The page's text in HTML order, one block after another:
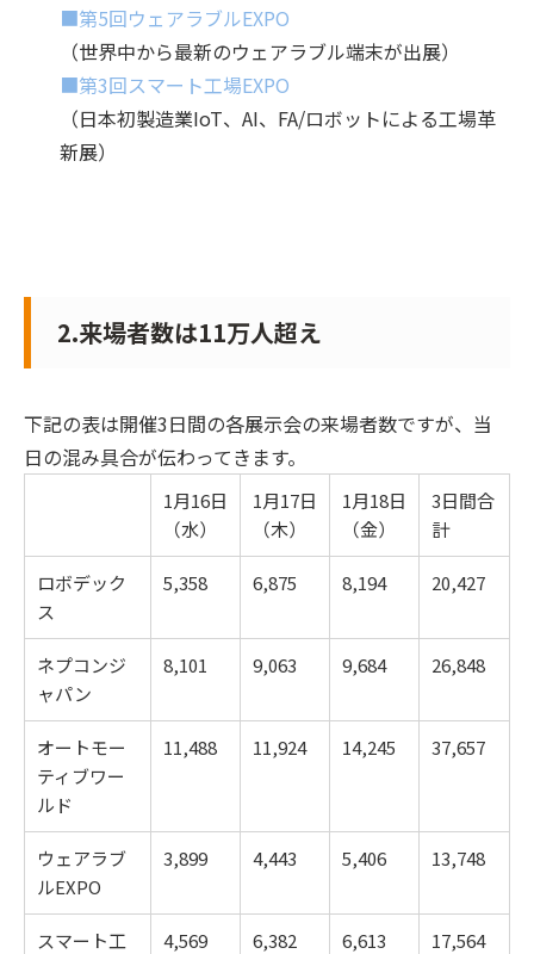
■第5回ウェアラブルEXPO
（世界中から最新のウェアラブル端末が出展）
■第3回スマート工場EXPO
（日本初製造業IoT、AI、FA/ロボットによる工場革
新展）
2.来場者数は11万人超え
下記の表は開催3日間の各展示会の来場者数ですが、当
日の混み具合が伝わってきます。
1月16日
（水）
1月17日
（木）
1月18日
（金）
3日間合
計
ロボデック
ス
5,358 6,875 8,194 20,427
ネプコンジ
ャパン
8,101 9,063 9,684 26,848
オートモー
ティブワー
ルド
11,488 11,924 14,245 37,657
ウェアラブ
ルEXPO
3,899 4,443 5,406 13,748
スマート工
4,569 6,382 6,613 17,564